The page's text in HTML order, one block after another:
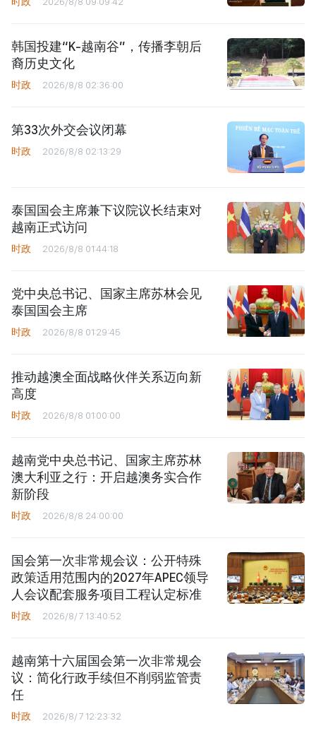
韩国投建“K-越南谷”，传播李朝后
裔历史文化
时政 2026/8/8 02:36:00
第33次外交会议闭幕
时政 2026/8/8 02:13:29
泰国国会主席兼下议院议长结束对
越南正式访问
时政 2026/8/8 01:44:18
党中央总书记、国家主席苏林会见
泰国国会主席
时政 2026/8/8 01:29:45
推动越澳全面战略伙伴关系迈向新
高度
时政 2026/8/8 01:00:00
越南党中央总书记、国家主席苏林
澳大利亚之行：开启越澳务实合作
新阶段
时政 2026/8/8 24:00:00
国会第一次非常规会议：公开特殊
政策适用范围内的2027年APEC领导
人会议配套服务项目工程认定标准
时政 2026/8/7 13:40:52
越南第十六届国会第一次非常规会
议：简化行政手续但不削弱监管责
任
时政 2026/8/7 12:23:32